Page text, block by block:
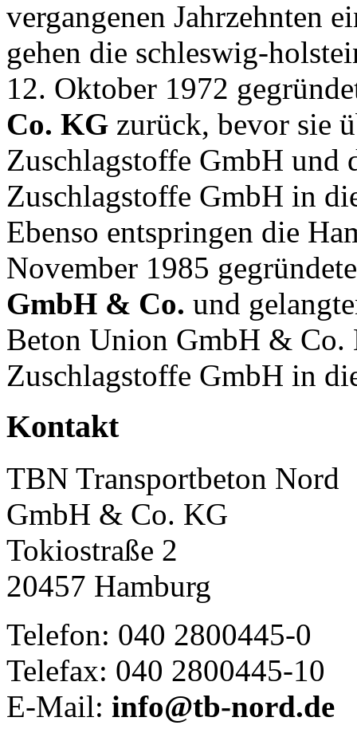
vergangenen Jahrzehnten
gehen die schleswig-
12. Oktober 1972
Co. KG zurück, bevor sie
Zuschlagstoffe GmbH und
Zuschlagstoffe GmbH in
Ebenso entspringen die
November 1985
GmbH & Co. und
Beton Union GmbH &
Zuschlagstoffe GmbH in
Kontakt
TBN Transportbeton Nord
GmbH & Co. KG
Tokiostraße 2
20457 Hamburg
Telefon: 040 2800445-0
Telefax: 040 2800445-10
E-Mail: info@tb-nord.de